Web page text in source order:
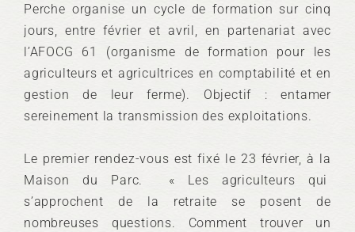
Perche organise un cycle de formation sur cinq
jours, entre février et avril, en partenariat avec
l’AFOCG 61 (organisme de formation pour les
agriculteurs et agricultrices en comptabilité et en
gestion de leur ferme). Objectif : entamer
sereinement la transmission des exploitations.
Le premier rendez-vous est fixé le 23 février, à la
Maison du Parc. « Les agriculteurs qui
s’approchent de la retraite se posent de
nombreuses questions. Comment trouver un